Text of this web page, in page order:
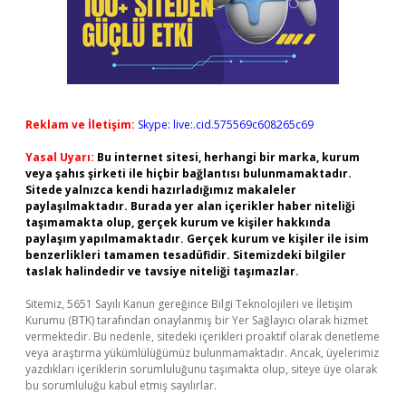
Reklam ve İletişim: Skype: live:.cid.575569c608265c69
Yasal Uyarı: Bu internet sitesi, herhangi bir marka, kurum
veya şahıs şirketi ile hiçbir bağlantısı bulunmamaktadır.
Sitede yalnızca kendi hazırladığımız makaleler
paylaşılmaktadır. Burada yer alan içerikler haber niteliği
taşımamakta olup, gerçek kurum ve kişiler hakkında
paylaşım yapılmamaktadır. Gerçek kurum ve kişiler ile isim
benzerlikleri tamamen tesadüfidir. Sitemizdeki bilgiler
taslak halindedir ve tavsiye niteliği taşımazlar.
Sitemiz, 5651 Sayılı Kanun gereğince Bilgi Teknolojileri ve İletişim
Kurumu (BTK) tarafından onaylanmış bir Yer Sağlayıcı olarak hizmet
vermektedir. Bu nedenle, sitedeki içerikleri proaktif olarak denetleme
veya araştırma yükümlülüğümüz bulunmamaktadır. Ancak, üyelerimiz
yazdıkları içeriklerin sorumluluğunu taşımakta olup, siteye üye olarak
bu sorumluluğu kabul etmiş sayılırlar.